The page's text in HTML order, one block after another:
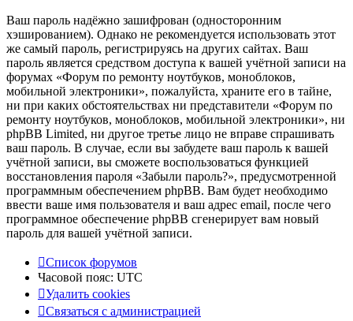
Ваш пароль надёжно зашифрован (односторонним
хэшированием). Однако не рекомендуется использовать этот
же самый пароль, регистрируясь на других сайтах. Ваш
пароль является средством доступа к вашей учётной записи на
форумах «Форум по ремонту ноутбуков, моноблоков,
мобильной электроники», пожалуйста, храните его в тайне,
ни при каких обстоятельствах ни представители «Форум по
ремонту ноутбуков, моноблоков, мобильной электроники», ни
phpBB Limited, ни другое третье лицо не вправе спрашивать
ваш пароль. В случае, если вы забудете ваш пароль к вашей
учётной записи, вы сможете воспользоваться функцией
восстановления пароля «Забыли пароль?», предусмотренной
программным обеспечением phpBB. Вам будет необходимо
ввести ваше имя пользователя и ваш адрес email, после чего
программное обеспечение phpBB сгенерирует вам новый
пароль для вашей учётной записи.
Список форумов
Часовой пояс: UTC
Удалить cookies
Связаться
Связаться с администрацией